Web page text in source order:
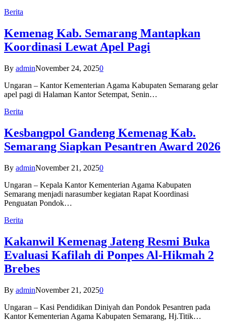
Berita
Kemenag Kab. Semarang Mantapkan
Koordinasi Lewat Apel Pagi
By adminNovember 24, 20250
Ungaran – Kantor Kementerian Agama Kabupaten Semarang gelar
apel pagi di Halaman Kantor Setempat, Senin…
Berita
Kesbangpol Gandeng Kemenag Kab.
Semarang Siapkan Pesantren Award 2026
By adminNovember 21, 20250
Ungaran – Kepala Kantor Kementerian Agama Kabupaten
Semarang menjadi narasumber kegiatan Rapat Koordinasi
Penguatan Pondok…
Berita
Kakanwil Kemenag Jateng Resmi Buka
Evaluasi Kafilah di Ponpes Al-Hikmah 2
Brebes
By adminNovember 21, 20250
Ungaran – Kasi Pendidikan Diniyah dan Pondok Pesantren pada
Kantor Kementerian Agama Kabupaten Semarang, Hj.Titik…